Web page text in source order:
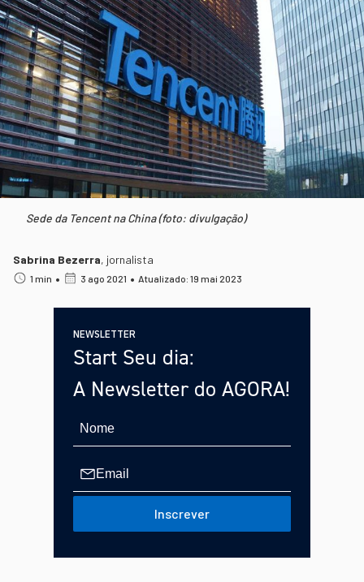
Sede da Tencent na China (foto: divulgação)
Sabrina Bezerra, jornalista
1 min • 3 ago 2021 • Atualizado: 19 mai 2023
NEWSLETTER
Start Seu dia:
A Newsletter do AGORA!
Inscrever